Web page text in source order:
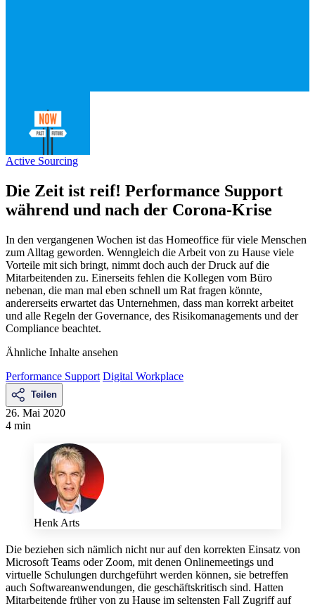
Active Sourcing
Die Zeit ist reif! Performance Support
während und nach der Corona-Krise
In den vergangenen Wochen ist das Homeoffice für viele Menschen
zum Alltag geworden. Wenngleich die Arbeit von zu Hause viele
Vorteile mit sich bringt, nimmt doch auch der Druck auf die
Mitarbeitenden zu. Einerseits fehlen die Kollegen vom Büro
nebenan, die man mal eben schnell um Rat fragen könnte,
andererseits erwartet das Unternehmen, dass man korrekt arbeitet
und alle Regeln der Governance, des Risikomanagements und der
Compliance beachtet.
Ähnliche Inhalte ansehen
Performance Support Digital Workplace
Teilen
26. Mai 2020
4 min
Henk Arts
Die beziehen sich nämlich nicht nur auf den korrekten Einsatz von
Microsoft Teams oder Zoom, mit denen Onlinemeetings und
virtuelle Schulungen durchgeführt werden können, sie betreffen
auch Softwareanwendungen, die geschäftskritisch sind. Hatten
Mitarbeitende früher von zu Hause im seltensten Fall Zugriff auf